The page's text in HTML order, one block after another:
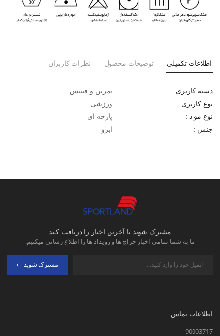
اطلاعات تکمیلی توضیحات محصول نظرات کاربران
دسته کاربری : تمرین و فیتنس
نوع کاربری : ورزشی
نوع مواد : پارچه ای
جنس : ایرو
مشترک شوید تا آخرین اخبار را دریافت کنید
ما به شما تمامی اخبار حراج ها و رویداد ها را اطلاع رسانی میکنیم.
مشترک شوید
اطلاعات تماس
90003717